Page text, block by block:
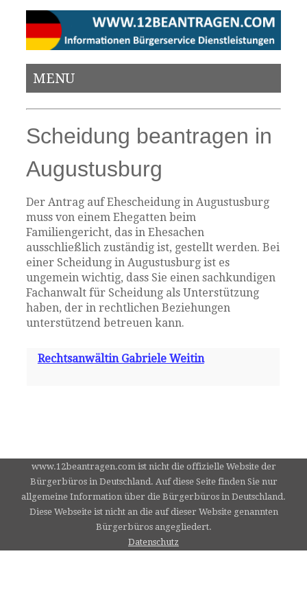
MENU
Scheidung beantragen in
Augustusburg
Der Antrag auf Ehescheidung in Augustusburg
muss von einem Ehegatten beim
Familiengericht, das in Ehesachen
ausschließlich zuständig ist, gestellt werden. Bei
einer Scheidung in Augustusburg ist es
ungemein wichtig, dass Sie einen sachkundigen
Fachanwalt für Scheidung als Unterstützung
haben, der in rechtlichen Beziehungen
unterstützend betreuen kann.
Rechtsanwältin Gabriele Weitin
www.12beantragen.com ist nicht die offizielle Website der
Bürgerbüros in Deutschland. Auf diese Seite finden Sie nur
allgemeine Information über die Bürgerbüros in Deutschland.
Diese Webseite ist nicht an die auf dieser Website genannten
Bürgerbüros angegliedert.
Datenschutz